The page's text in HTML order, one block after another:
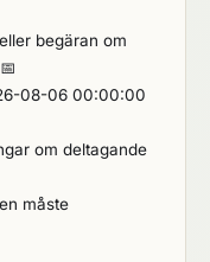
begäran om
08-06 00:00:00
om deltagande
måste